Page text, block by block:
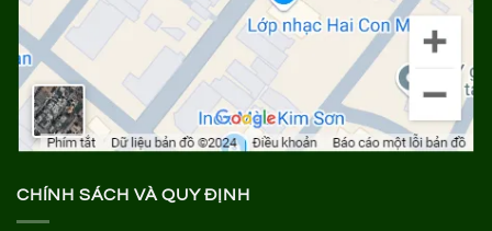
CHÍNH SÁCH VÀ QUY ĐỊNH